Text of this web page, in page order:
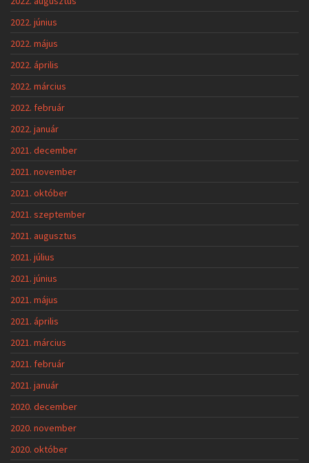
2022. június
2022. május
2022. április
2022. március
2022. február
2022. január
2021. december
2021. november
2021. október
2021. szeptember
2021. augusztus
2021. július
2021. június
2021. május
2021. április
2021. március
2021. február
2021. január
2020. december
2020. november
2020. október